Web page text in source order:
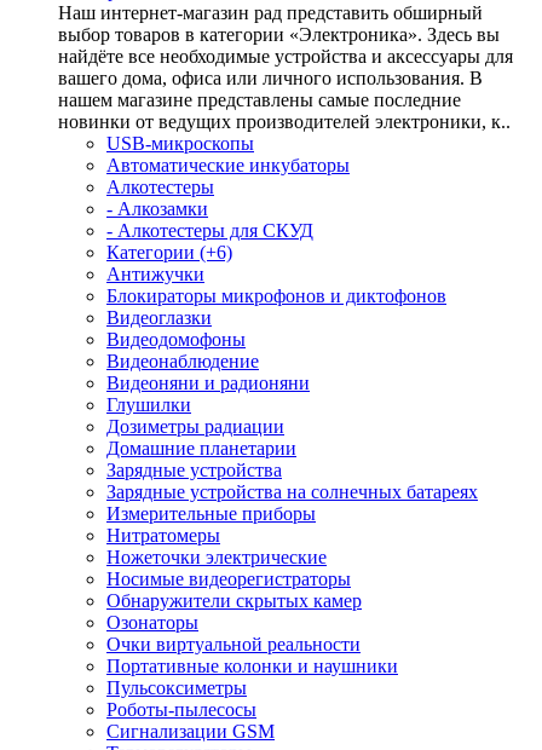
Наш интернет-магазин рад представить обширный
выбор товаров в категории «Электроника». Здесь вы
найдёте все необходимые устройства и аксессуары для
вашего дома, офиса или личного использования. В
нашем магазине представлены самые последние
новинки от ведущих производителей электроники, к..
USB-микроскопы
Автоматические инкубаторы
Алкотестеры
- Алкозамки
- Алкотестеры для СКУД
Категории (+6)
Антижучки
Блокираторы микрофонов и диктофонов
Видеоглазки
Видеодомофоны
Видеонаблюдение
Видеоняни и радионяни
Глушилки
Дозиметры радиации
Домашние планетарии
Зарядные устройства
Зарядные устройства на солнечных батареях
Измерительные приборы
Нитратомеры
Ножеточки электрические
Носимые видеорегистраторы
Обнаружители скрытых камер
Озонаторы
Очки виртуальной реальности
Портативные колонки и наушники
Пульсоксиметры
Роботы-пылесосы
Сигнализации GSM